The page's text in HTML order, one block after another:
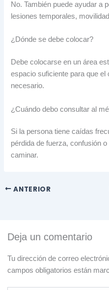
No. También puede ayudar a
lesiones temporales,
¿Dónde se debe colocar?
Debe colocarse en un área
espacio suficiente para que
necesario.
¿Cuándo debo consultar al
Si la persona tiene caídas
pérdida de fuerza, confusión
caminar.
ANTERIOR
Deja un comentario
Tu dirección de correo
campos obligatorios están